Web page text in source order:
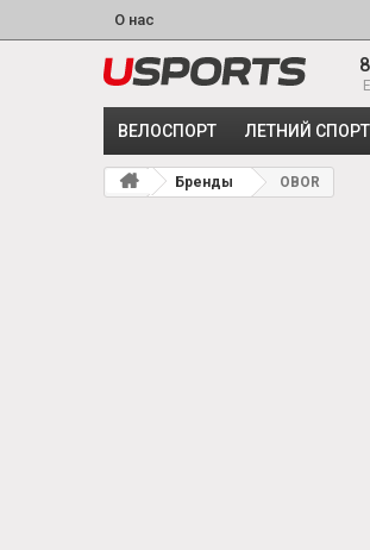
О нас
ВЕЛОСПОРТ ЛЕТНИЙ СПОРТ
Бренды OBOR